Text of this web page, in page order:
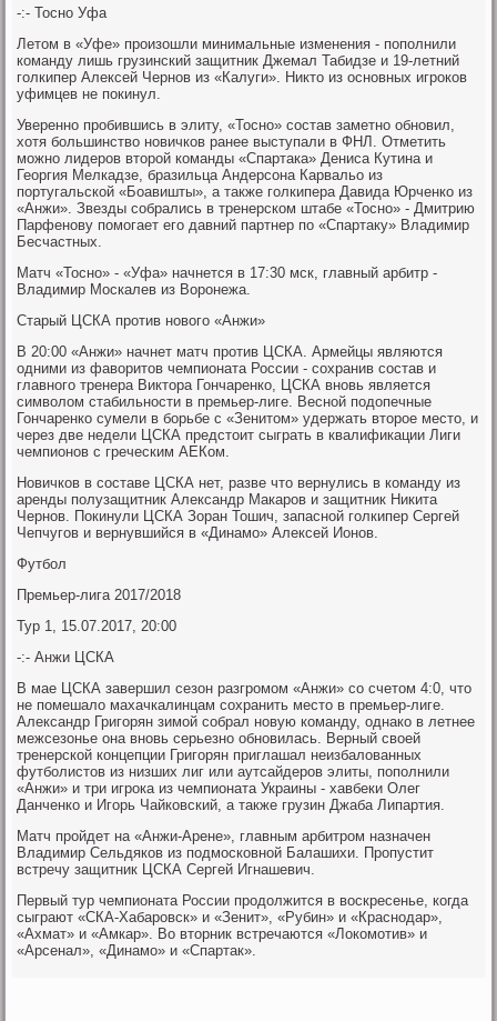
-:- Тосно Уфа
Летом в «Уфе» произошли минимальные изменения - пополнили
команду лишь грузинский защитник Джемал Табидзе и 19-летний
голкипер Алексей Чернов из «Калуги». Никто из основных игроков
уфимцев не покинул.
Уверенно пробившись в элиту, «Тосно» состав заметно обновил,
хотя большинство новичков ранее выступали в ФНЛ. Отметить
можно лидеров второй команды «Спартака» Дениса Кутина и
Георгия Мелкадзе, бразильца Андерсона Карвальо из
португальской «Боавишты», а также голкипера Давида Юрченко из
«Анжи». Звезды собрались в тренерском штабе «Тосно» - Дмитрию
Парфенову помогает его давний партнер по «Спартаку» Владимир
Бесчастных.
Матч «Тосно» - «Уфа» начнется в 17:30 мск, главный арбитр -
Владимир Москалев из Воронежа.
Старый ЦСКА против нового «Анжи»
В 20:00 «Анжи» начнет матч против ЦСКА. Армейцы являются
одними из фаворитов чемпионата России - сохранив состав и
главного тренера Виктора Гончаренко, ЦСКА вновь является
символом стабильности в премьер-лиге. Весной подопечные
Гончаренко сумели в борьбе с «Зенитом» удержать второе место, и
через две недели ЦСКА предстоит сыграть в квалификации Лиги
чемпионов с греческим АЕКом.
Новичков в составе ЦСКА нет, разве что вернулись в команду из
аренды полузащитник Александр Макаров и защитник Никита
Чернов. Покинули ЦСКА Зоран Тошич, запасной голкипер Сергей
Чепчугов и вернувшийся в «Динамо» Алексей Ионов.
Футбол
Премьер-лига 2017/2018
Тур 1, 15.07.2017, 20:00
-:- Анжи ЦСКА
В мае ЦСКА завершил сезон разгромом «Анжи» со счетом 4:0, что
не помешало махачкалинцам сохранить место в премьер-лиге.
Александр Григорян зимой собрал новую команду, однако в летнее
межсезонье она вновь серьезно обновилась. Верный своей
тренерской концепции Григорян приглашал неизбалованных
футболистов из низших лиг или аутсайдеров элиты, пополнили
«Анжи» и три игрока из чемпионата Украины - хавбеки Олег
Данченко и Игорь Чайковский, а также грузин Джаба Липартия.
Матч пройдет на «Анжи-Арене», главным арбитром назначен
Владимир Сельдяков из подмосковной Балашихи. Пропустит
встречу защитник ЦСКА Сергей Игнашевич.
Первый тур чемпионата России продолжится в воскресенье, когда
сыграют «СКА-Хабаровск» и «Зенит», «Рубин» и «Краснодар»,
«Ахмат» и «Амкар». Во вторник встречаются «Локомотив» и
«Арсенал», «Динамо» и «Спартак».